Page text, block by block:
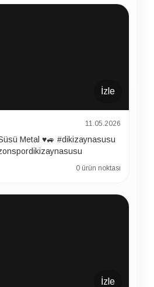
İzle
11.05.2026
Metal ♥️🚙 #dikizaynasusu
0 ürün noktası
İzle